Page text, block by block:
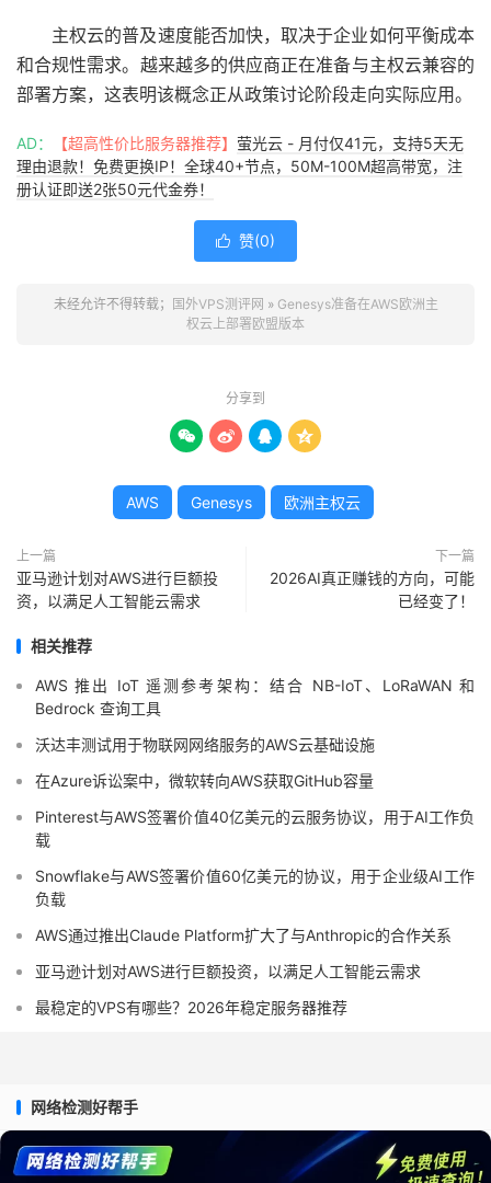
主权云的普及速度能否加快，取决于企业如何平衡成本
和合规性需求。越来越多的供应商正在准备与主权云兼容的
部署方案，这表明该概念正从政策讨论阶段走向实际应用。
AD： 【超高性价比服务器推荐】 萤光云 - 月付仅41元，支持5天无
理由退款！免费更换IP！全球40+节点，50M-100M超高带宽，注
册认证即送2张50元代金券！
 赞(0)
未经允许不得转载； 国外VPS测评网 » Genesys准备在AWS欧洲主
权云上部署欧盟版本
分享到
   
AWS Genesys 欧洲主权云
上一篇
亚马逊计划对AWS进行巨额投
资，以满足人工智能云需求
下一篇
2026AI真正赚钱的方向，可能
已经变了！
相关推荐
AWS 推出 IoT 遥测参考架构：结合 NB-IoT、LoRaWAN 和
Bedrock 查询工具
沃达丰测试用于物联网网络服务的AWS云基础设施
在Azure诉讼案中，微软转向AWS获取GitHub容量
Pinterest与AWS签署价值40亿美元的云服务协议，用于AI工作负
载
Snowflake与AWS签署价值60亿美元的协议，用于企业级AI工作
负载
AWS通过推出Claude Platform扩大了与Anthropic的合作关系
亚马逊计划对AWS进行巨额投资，以满足人工智能云需求
最稳定的VPS有哪些？2026年稳定服务器推荐
网络检测好帮手